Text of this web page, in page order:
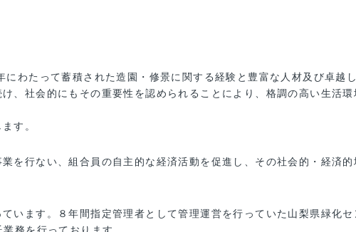
わたって蓄積された造園・修景に関する経験と豊富な人材及び卓越
、社会的にもその重要性を認められることにより、格調の高い生活
す。
行ない、組合員の自主的な経済活動を促進し、その社会的・経済
います。８年間指定管理者として管理運営を行っていた山梨県緑化
務を行っております。